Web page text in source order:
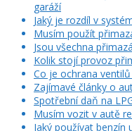
garáží
Jaký je rozdíl v
Musím použít
Jsou všechna
Kolik stojí provoz
Co je ochrana
Zajímavé články o
Spotřební daň na
Musím vozit v autě
Jaký používat benzín